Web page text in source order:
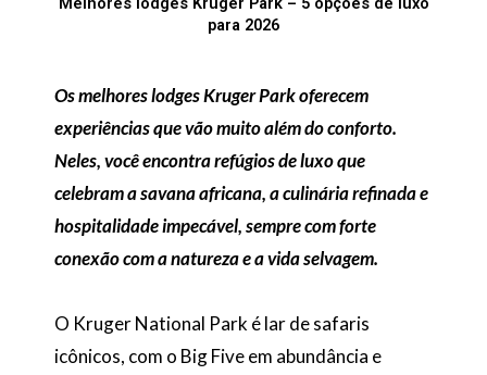
para 2026
Os melhores lodges Kruger Park oferecem
experiências que vão muito além do conforto.
Neles, você encontra refúgios de luxo que
celebram a savana africana, a culinária refinada e
hospitalidade impecável, sempre com forte
conexão com a natureza e a vida selvagem.
O Kruger National Park é lar de safaris
icônicos, com o Big Five em abundância e